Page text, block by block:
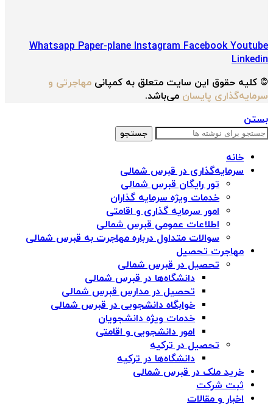
Whatsapp Paper-plane Instagram Facebook Youtube
Linkedin
© کلیه حقوق این سایت متعلق به کمپانی مهاجرتی و
سرمایه‌گذاری پایسان می‌باشد.
بستن
جستجو
خانه
سرمایه‌گذاری در قبرس شمالی
تور رایگان قبرس شمالی
خدمات ویژه سرمایه گذاران
امور سرمایه گذاری و اقامتی
اطلاعات عمومی قبرس شمالی
سوالات متداول درباره مهاجرت به قبرس شمالی
مهاجرت تحصیل
تحصیل در قبرس شمالی
دانشگاه‌ها در قبرس شمالی
تحصیل در مدارس قبرس شمالی
خوابگاه دانشجویی در قبرس شمالی
خدمات ویژه دانشجویان
امور دانشجویی و اقامتی
تحصیل در ترکیه
دانشگاه‌ها در ترکیه
خرید ملک در قبرس شمالی
ثبت شرکت
اخبار و مقالات